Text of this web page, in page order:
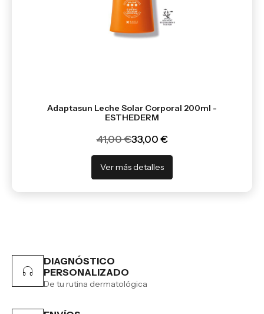
Adaptasun Leche Solar Corporal 200ml -
ESTHEDERM
41,00 €33,00 €
Ver más detalles
DIAGNÓSTICO
PERSONALIZADO
De tu rutina dermatológica